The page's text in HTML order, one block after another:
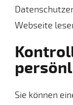
Webseite
Sie können